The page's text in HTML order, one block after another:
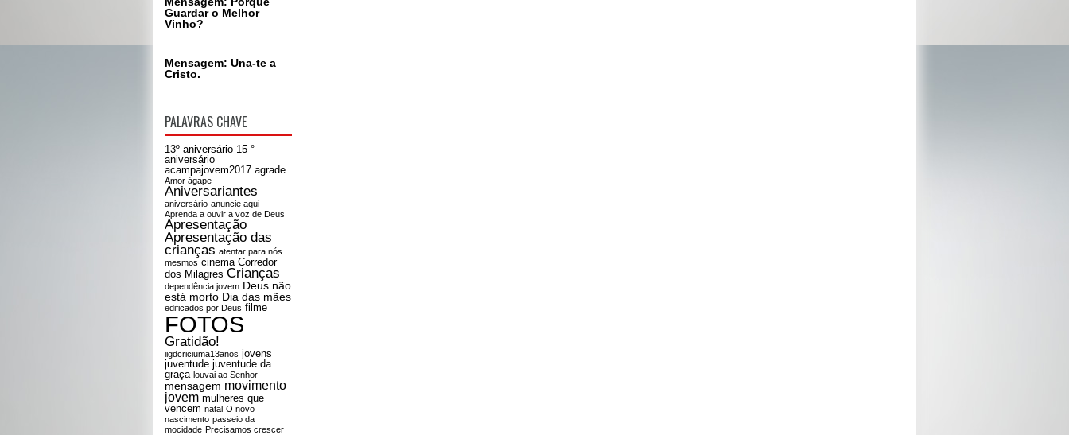
Guardar o Melhor
Vinho?
Mensagem: Una-te a
Cristo.
PALAVRAS CHAVE
13º aniversário 15 °
aniversário
acampajovem2017 agrade
Amor ágape
Aniversariantes
aniversário anuncie aqui
Aprenda a ouvir a voz de Deus
Apresentação
Apresentação das
crianças atentar para nós
mesmos cinema Corredor
dos Milagres Crianças
dependência jovem Deus não
está morto Dia das mães
edificados por Deus filme
FOTOS
Gratidão!
iigdcriciuma13anos jovens
juventude juventude da
graça louvai ao Senhor
mensagem movimento
jovem mulheres que
vencem natal O novo
nascimento passeio da
mocidade Precisamos crescer